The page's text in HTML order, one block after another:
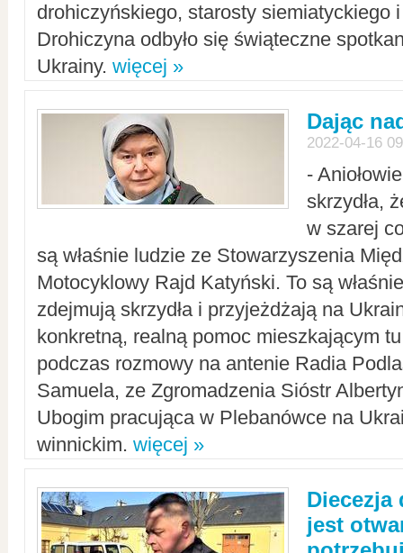
drohiczyńskiego, starosty siemiatyckiego
Drohiczyna odbyło się świąteczne
Ukrainy. więcej »
Dając
2022-04-16
-
skrzydła,
w szarej
są właśnie ludzie ze Stowarzyszenia
Motocyklowy Rajd Katyński. To są
zdejmują skrzydła i przyjeżdżają na
konkretną, realną pomoc mieszkającym
podczas rozmowy na antenie Radia
Samuela, ze Zgromadzenia Sióstr
Ubogim pracująca w Plebanówce na
winnickim. więcej »
Diecezja
jest